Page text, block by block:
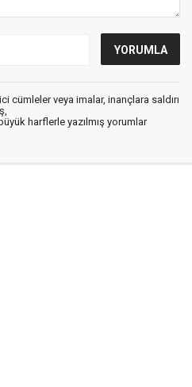
cümleler veya imalar, inançlara saldırı
harflerle yazılmış yorumlar